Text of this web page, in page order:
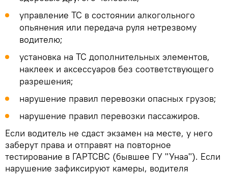
управление ТС в состоянии алкогольного
опьянения или передача руля нетрезвому
водителю;
установка на ТС дополнительных элементов,
наклеек и аксессуаров без соответствующего
разрешения;
нарушение правил перевозки опасных грузов;
нарушение правил перевозки пассажиров.
Если водитель не сдаст экзамен на месте, у него
заберут права и отправят на повторное
тестирование в ГАРТСВС (бывшее ГУ "Унаа"). Если
нарушение зафиксируют камеры, водителя